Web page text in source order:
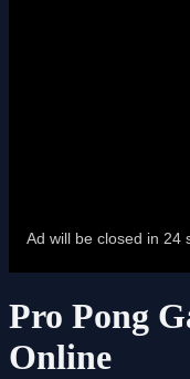
Pro Pong
Online